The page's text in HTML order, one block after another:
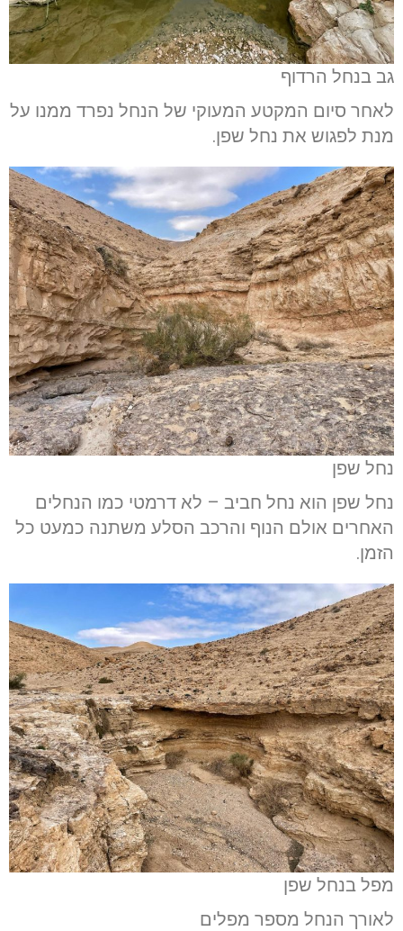
גב בנחל הרדוף
לאחר סיום המקטע המעוקי של הנחל נפרד ממנו על
מנת לפגוש את נחל שפן.
נחל שפן
נחל שפן הוא נחל חביב – לא דרמטי כמו הנחלים
האחרים אולם הנוף והרכב הסלע משתנה כמעט כל
הזמן.
מפל בנחל שפן
לאורך הנחל מספר מפלים